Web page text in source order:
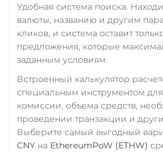
Удобная система поиска.
валюты, названию и другим
кликов, и система оставит
предложения, которые
заданным условиям.
Встроенный калькулятор
специальным инструментом для
комиссии, объема средств,
проведении транзакции и
Выберите самый выгодный
CNY на EthereumPoW (ETHW)